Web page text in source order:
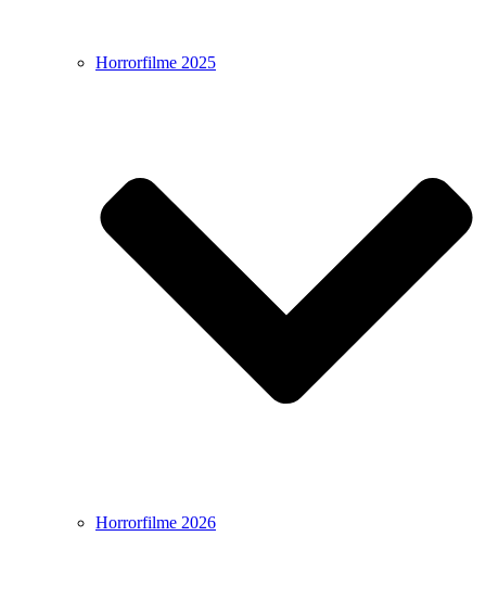
Horrorfilme 2025
Horrorfilme 2026